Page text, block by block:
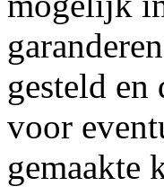
gesteld en
voor
gemaakte